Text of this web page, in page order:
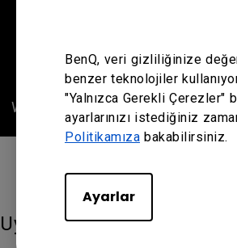
BenQ, veri gizliliğinize
benzer teknolojiler
"Yalnızca Gerekli Çerezler"
ayarlarınızı istediğiniz
Politikamıza bakabilirsiniz.
Ayarlar
Uygulanabilir modeller